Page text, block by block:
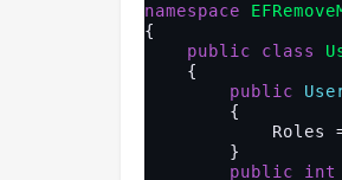
namespace
{
public
class
    {
public
{
Roles
        }
public
int